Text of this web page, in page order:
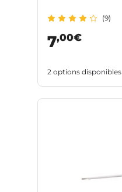
(9)
7,00€
2 options disponibles